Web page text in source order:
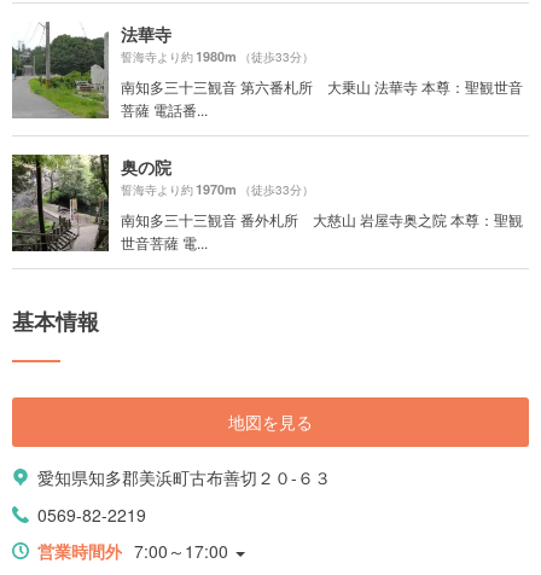
法華寺
誓海寺より約1980m （徒歩33分）
南知多三十三観音 第六番札所 大乗山 法華寺 本尊：聖観世音
菩薩 電話番...
奥の院
誓海寺より約1970m （徒歩33分）
南知多三十三観音 番外札所 大慈山 岩屋寺奥之院 本尊：聖観
世音菩薩 電...
基本情報
地図を見る
愛知県知多郡美浜町古布善切２０-６３
0569-82-2219
営業時間外 7:00～17:00